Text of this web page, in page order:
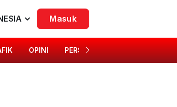
Masuk
OPINI PERSONA